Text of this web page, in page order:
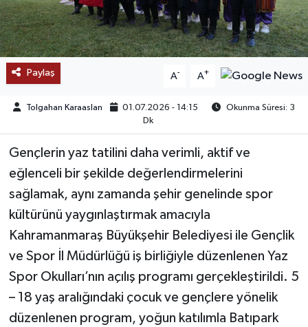
Paylaş A- A+
Tolgahan Karaaslan 01.07.2026 - 14:15
Okunma Süresi: 3
Dk
Gençlerin yaz tatilini daha verimli, aktif ve
eğlenceli bir şekilde değerlendirmelerini
sağlamak, aynı zamanda şehir genelinde spor
kültürünü yaygınlaştırmak amacıyla
Kahramanmaraş Büyükşehir Belediyesi ile Gençlik
ve Spor İl Müdürlüğü iş birliğiyle düzenlenen Yaz
Spor Okulları’nın açılış programı gerçekleştirildi. 5
– 18 yaş aralığındaki çocuk ve gençlere yönelik
düzenlenen program, yoğun katılımla Batıpark
POPÜLER
DÜNYA
TREND
MEDYA
OTOMOTİV
TEKNOLOJİ
YAŞAM
KÜLTÜR SANAT